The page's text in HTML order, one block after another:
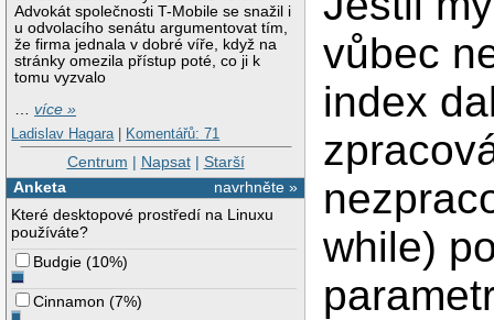
Advokát společnosti T-Mobile se snažil i
u odvolacího senátu argumentovat tím,
že firma jednala v dobré víře, když na
stránky omezila přístup poté, co ji k
tomu vyzvalo
…více »
Ladislav Hagara | Komentářů: 71
Centrum | Napsat| Starší
navrhněte »
Anketa
Které desktopové prostředí na Linuxu
používáte?
Budgie (10%)
Cinnamon (7%)
vůbec
index
while)